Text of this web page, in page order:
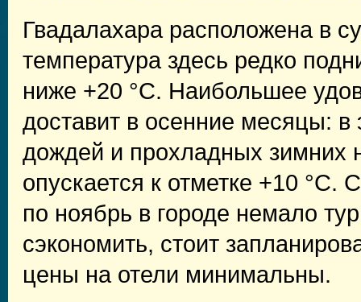
Гвадалахара расположена в
температура здесь редко
ниже +20 °C. Наибольшее
доставит в осенние месяцы:
дождей и прохладных зимних
опускается к отметке +10 °C.
по ноябрь в городе немало
сэкономить, стоит
цены на отели минимальны.